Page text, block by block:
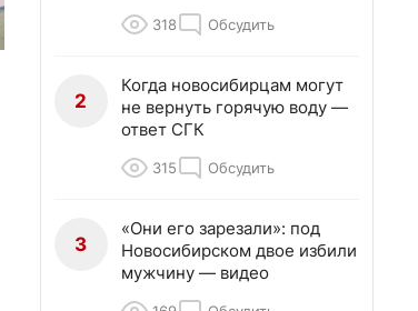
318 Обсудить
2
Когда новосибирцам могут
не вернуть горячую воду —
ответ СГК
315 Обсудить
3
«Они его зарезали»: под
Новосибирском двое избили
мужчину — видео